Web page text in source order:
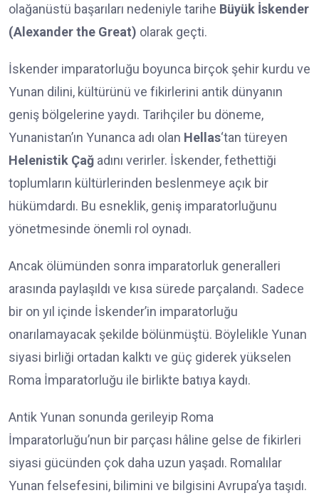
olağanüstü başarıları nedeniyle tarihe Büyük İskender
(Alexander the Great) olarak geçti.
İskender imparatorluğu boyunca birçok şehir kurdu ve
Yunan dilini, kültürünü ve fikirlerini antik dünyanın
geniş bölgelerine yaydı. Tarihçiler bu döneme,
Yunanistan’ın Yunanca adı olan Hellas‘tan türeyen
Helenistik Çağ adını verirler. İskender, fethettiği
toplumların kültürlerinden beslenmeye açık bir
hükümdardı. Bu esneklik, geniş imparatorluğunu
yönetmesinde önemli rol oynadı.
Ancak ölümünden sonra imparatorluk generalleri
arasında paylaşıldı ve kısa sürede parçalandı. Sadece
bir on yıl içinde İskender’in imparatorluğu
onarılamayacak şekilde bölünmüştü. Böylelikle Yunan
siyasi birliği ortadan kalktı ve güç giderek yükselen
Roma İmparatorluğu ile birlikte batıya kaydı.
Antik Yunan sonunda gerileyip Roma
İmparatorluğu’nun bir parçası hâline gelse de fikirleri
siyasi gücünden çok daha uzun yaşadı. Romalılar
Yunan felsefesini, bilimini ve bilgisini Avrupa’ya taşıdı.